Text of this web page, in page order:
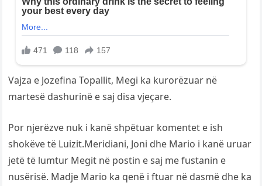
Vajza e Jozefina Topallit, Megi ka kurorëzuar në
martesë dashurinë e saj disa vjeçare.
Por njerëzve nuk i kanë shpëtuar komentet e ish
shokëve të Luizit.Meridiani, Joni dhe Mario i kanë uruar
jetë të lumtur Megit në postin e saj me fustanin e
nusërisë. Madje Mario ka qenë i ftuar në dasmë dhe ka